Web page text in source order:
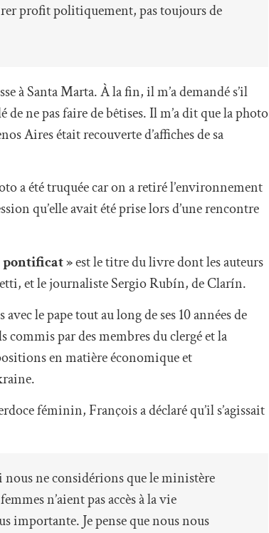
profit politiquement, pas toujours de
à Santa Marta. À la fin, il m’a demandé s’il
ne pas faire de bêtises. Il m’a dit que la photo
Aires était recouverte d’affiches de sa
a été truquée car on a retiré l’environnement
qu’elle avait été prise lors d’une rencontre
pontificat »est le titre du livre dont les auteurs
et le journaliste Sergio Rubín, de Clarín.
le pape tout au long de ses 10 années de
commis par des membres du clergé et la
en matière économique et
féminin, François a déclaré qu’il s’agissait
nous ne considérions que le ministère
n’aient pas accès à la vie
importante. Je pense que nous nous